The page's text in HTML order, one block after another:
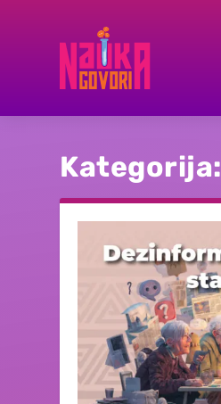
Kategorija: